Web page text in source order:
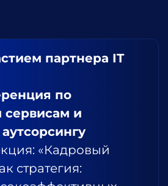
партнера IT
по
и
«Кадровый
стратегия: